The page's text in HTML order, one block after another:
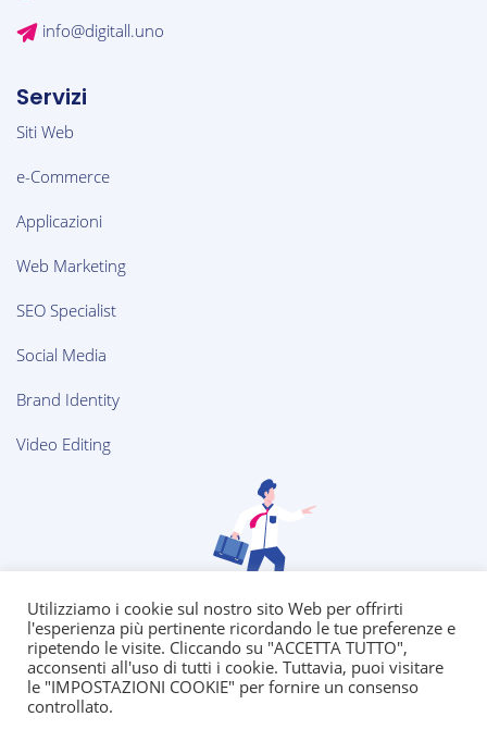
info@digitall.uno
Servizi
Siti Web
e-Commerce
Applicazioni
Web Marketing
SEO Specialist
Social Media
Brand Identity
Video Editing
Utilizziamo i cookie sul nostro sito Web per offrirti
l'esperienza più pertinente ricordando le tue preferenze e
ripetendo le visite. Cliccando su "ACCETTA TUTTO",
acconsenti all'uso di tutti i cookie. Tuttavia, puoi visitare
le "IMPOSTAZIONI COOKIE" per fornire un consenso
controllato.